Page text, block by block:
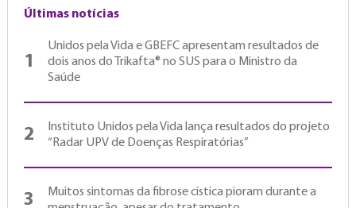
Últimas notícias
1
Unidos pela Vida e GBEFC apresentam resultados de
dois anos do Trikafta® no SUS para o Ministro da
Saúde
2
Instituto Unidos pela Vida lança resultados do projeto
“Radar UPV de Doenças Respiratórias”
3
Muitos sintomas da fibrose cística pioram durante a